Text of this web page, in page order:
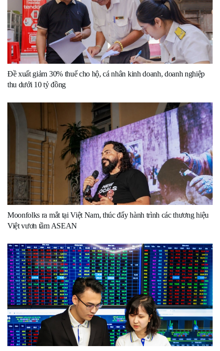
Đề xuất giảm 30% thuế cho hộ, cá nhân kinh doanh, doanh nghiệp
thu dưới 10 tỷ đồng
Moonfolks ra mắt tại Việt Nam, thúc đẩy hành trình các thương hiệu
Việt vươn tầm ASEAN